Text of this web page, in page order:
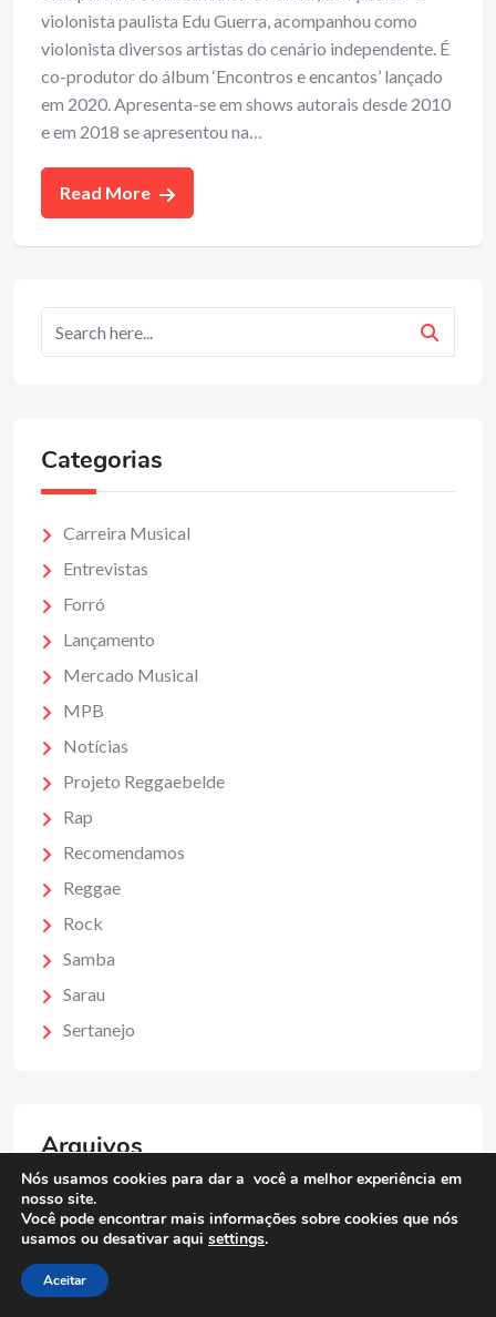
violonista paulista Edu Guerra, acompanhou como
violonista diversos artistas do cenário independente. É
co-produtor do álbum ‘Encontros e encantos’ lançado
em 2020. Apresenta-se em shows autorais desde 2010
e em 2018 se apresentou na…
Read More
Categorias
Carreira Musical
Entrevistas
Forró
Lançamento
Mercado Musical
MPB
Notícias
Projeto Reggaebelde
Rap
Recomendamos
Reggae
Rock
Samba
Sarau
Sertanejo
Arquivos
Arquivos
Nós usamos cookies para dar a você a melhor experiência em
nosso site.
Você pode encontrar mais informações sobre cookies que nós
usamos ou desativar aqui settings.
Aceitar